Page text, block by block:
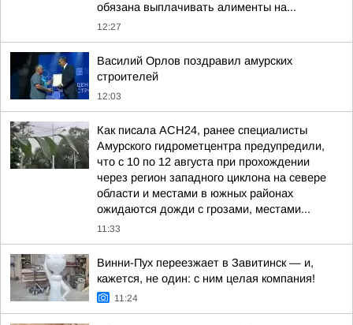
обязана выплачивать алименты на...
12:27
Василий Орлов поздравил амурских
строителей
12:03
Как писала АСН24, ранее специалисты
Амурского гидрометцентра предупредили,
что с 10 по 12 августа при прохождении
через регион западного циклона на севере
области и местами в южных районах
ожидаются дожди с грозами, местами...
11:33
Винни-Пух переезжает в Завитинск — и,
кажется, не один: с ним целая компания!
11:24